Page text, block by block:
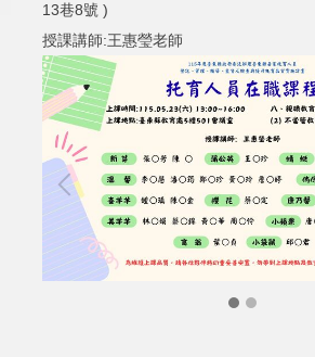
13巷8號 )
授課講師:王惠瑩老師